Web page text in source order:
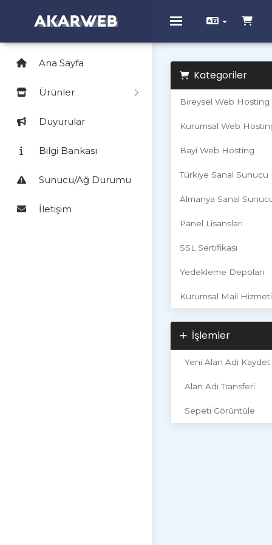
Toggle navigation
Ana Sayfa
Ürünler
Duyurular
Bilgi Bankası
Sunucu/Ağ Durumu
İletişim
Kategoriler
Bireysel Web Hosting
Kurumsal Web
Bayi Web Hosting
Türkiye Sanal Sunucu
Almanya Sanal
Panel Lisansları
SSL Sertifikası
Yedekleme Depoları
Kurumsal Mail Hizmeti
İşlemler
Yeni Alan Adı Kaydet
Alan Adı Transferi
Sepeti Görüntüle